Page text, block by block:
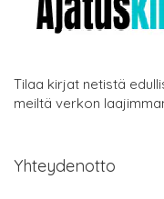
Tilaa kirjat netistä
meiltä verkon
Yhteydenotto